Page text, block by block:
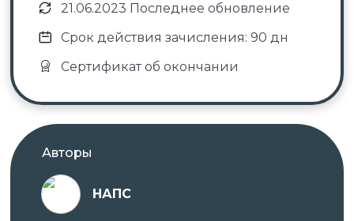
✓ Документы о пройденном обучении
регистрируются в системе ФИС ФРДО.
курса.
Проходить обучение вы можете в любое удобное
21.06.2023 Последнее обновление
Срок действия зачисления: 90 дн
Сертификат об окончании
Авторы
НАПС